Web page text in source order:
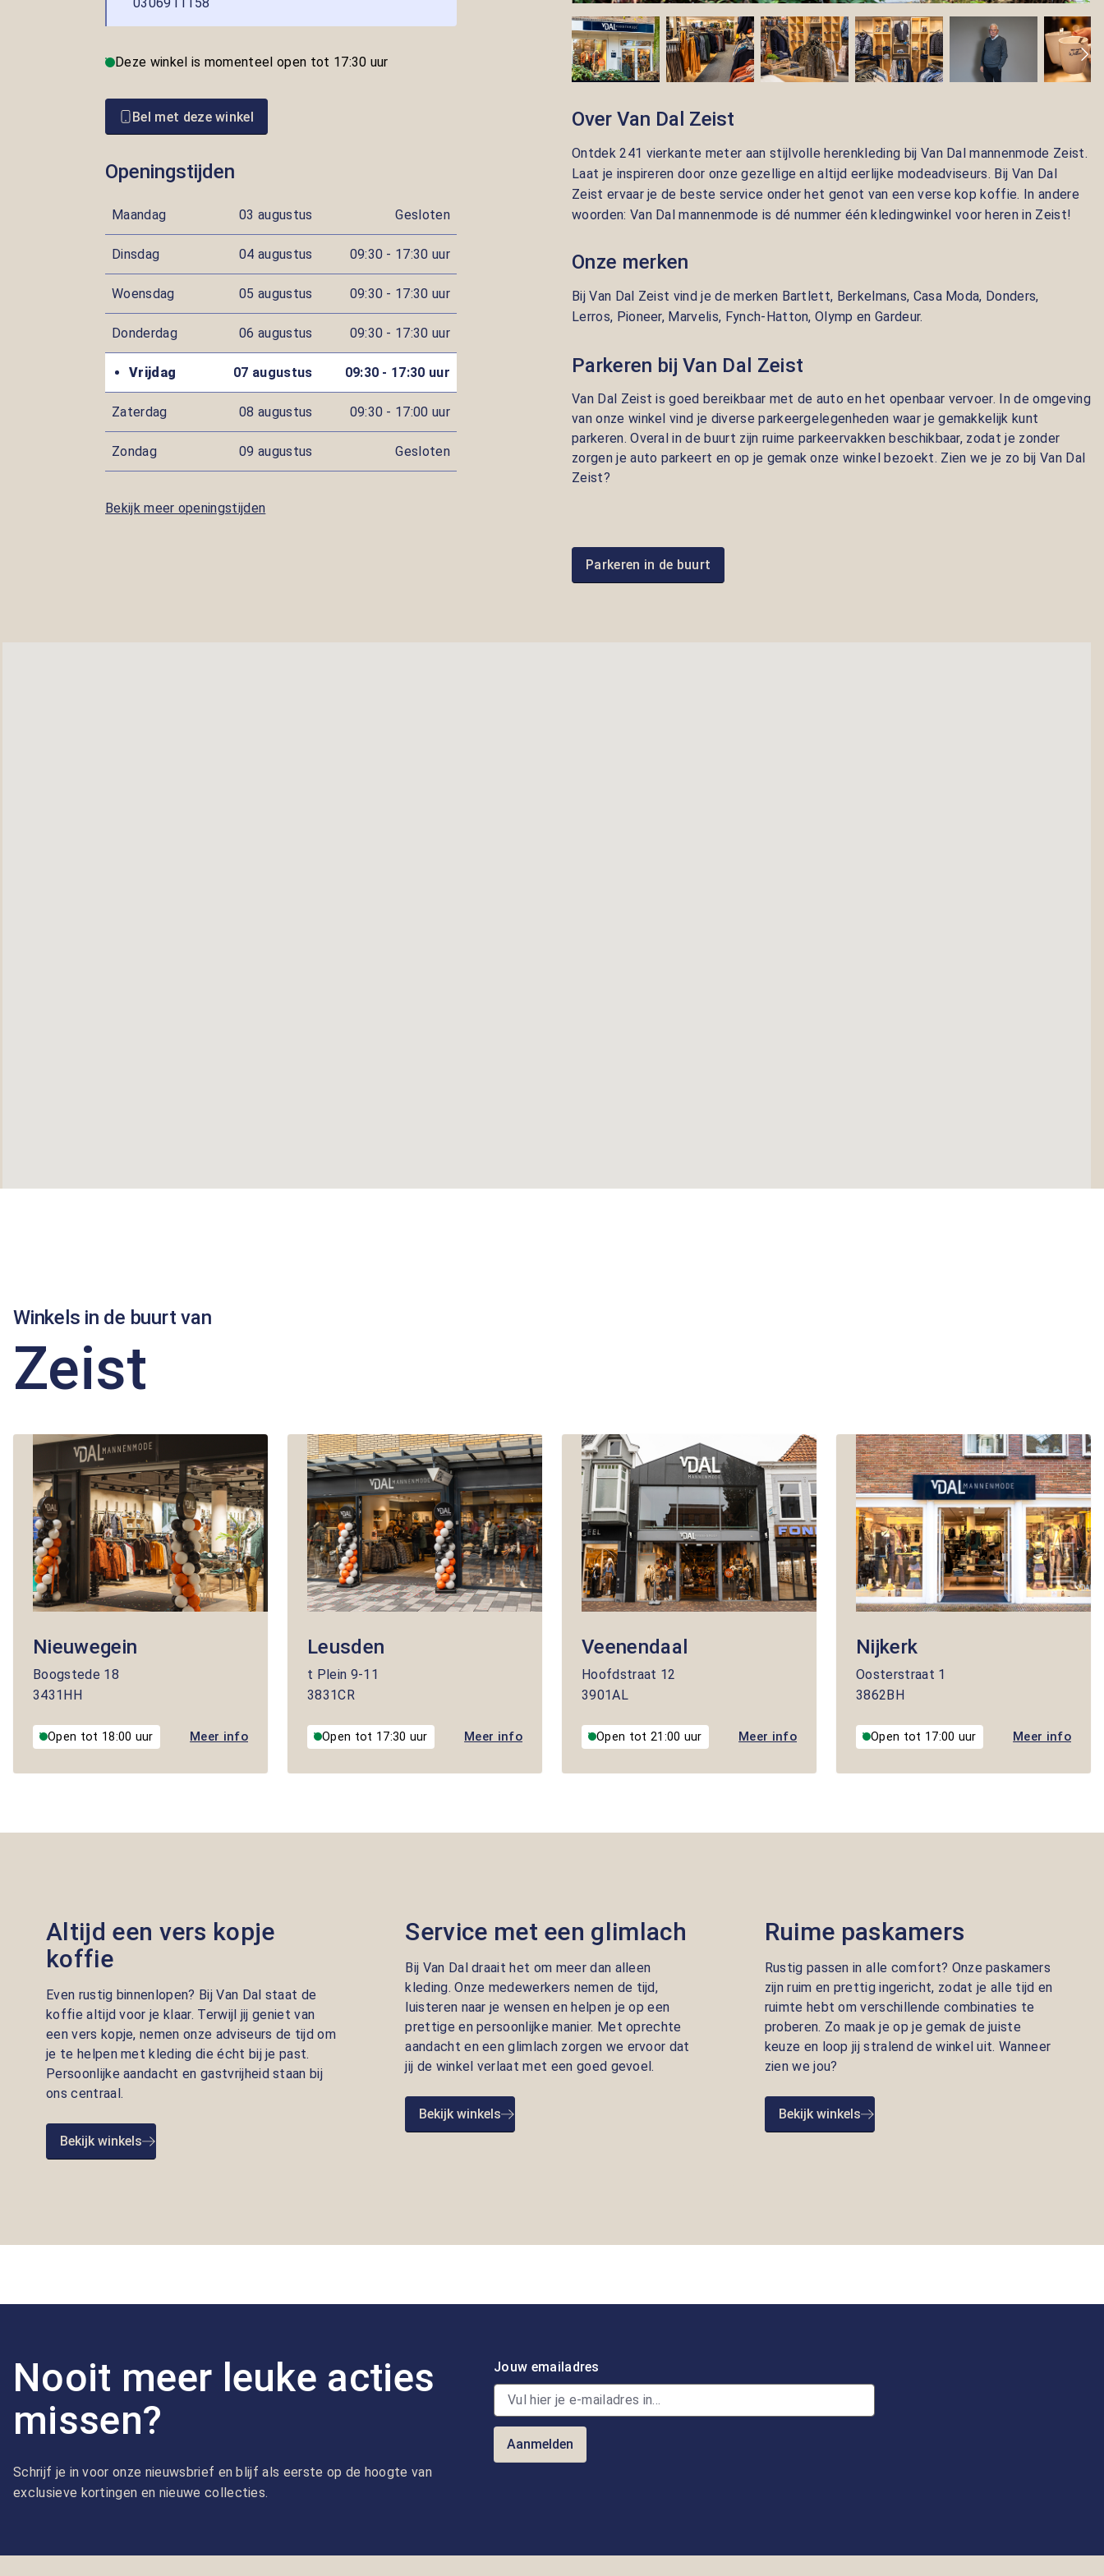
Deze winkel is momenteel open tot 17:30 uur
Bel met deze winkel
Openingstijden
Maandag 03 augustus Gesloten
Dinsdag 04 augustus 09:30 - 17:30 uur
Woensdag 05 augustus 09:30 - 17:30 uur
Donderdag 06 augustus 09:30 - 17:30 uur
Vrijdag 07 augustus 09:30 - 17:30 uur
Zaterdag 08 augustus 09:30 - 17:00 uur
Zondag 09 augustus Gesloten
Bekijk meer openingstijden
Over Van Dal Zeist
Ontdek 241 vierkante meter aan stijlvolle herenkleding bij Van Dal mannenmode Zeist.
Laat je inspireren door onze gezellige en altijd eerlijke modeadviseurs. Bij Van Dal
Zeist ervaar je de beste service onder het genot van een verse kop koffie. In andere
woorden: Van Dal mannenmode is dé nummer één kledingwinkel voor heren in Zeist!
Onze merken
Bij Van Dal Zeist vind je de merken Bartlett, Berkelmans, Casa Moda, Donders,
Lerros, Pioneer, Marvelis, Fynch-Hatton, Olymp en Gardeur.
Parkeren bij Van Dal Zeist
Van Dal Zeist is goed bereikbaar met de auto en het openbaar vervoer. In de omgeving
van onze winkel vind je diverse parkeergelegenheden waar je gemakkelijk kunt
parkeren. Overal in de buurt zijn ruime parkeervakken beschikbaar, zodat je zonder
zorgen je auto parkeert en op je gemak onze winkel bezoekt. Zien we je zo bij Van Dal
Zeist?
Parkeren in de buurt
Winkels in de buurt van
Zeist
Nieuwegein
Boogstede 18
3431HH
Open tot 18:00 uur Meer info
Leusden
t Plein 9-11
3831CR
Open tot 17:30 uur Meer info
Veenendaal
Hoofdstraat 12
3901AL
Open tot 21:00 uur Meer info
Nijkerk
Oosterstraat 1
3862BH
Open tot 17:00 uur Meer info
Altijd een vers kopje
koffie
Even rustig binnenlopen? Bij Van Dal staat de
koffie altijd voor je klaar. Terwijl jij geniet van
een vers kopje, nemen onze adviseurs de tijd om
je te helpen met kleding die écht bij je past.
Persoonlijke aandacht en gastvrijheid staan bij
ons centraal.
Bekijk winkels
Service met een glimlach
Bij Van Dal draait het om meer dan alleen
kleding. Onze medewerkers nemen de tijd,
luisteren naar je wensen en helpen je op een
prettige en persoonlijke manier. Met oprechte
aandacht en een glimlach zorgen we ervoor dat
jij de winkel verlaat met een goed gevoel.
Bekijk winkels
Ruime paskamers
Rustig passen in alle comfort? Onze paskamers
zijn ruim en prettig ingericht, zodat je alle tijd en
ruimte hebt om verschillende combinaties te
proberen. Zo maak je op je gemak de juiste
keuze en loop jij stralend de winkel uit. Wanneer
zien we jou?
Bekijk winkels
Nooit meer leuke acties
missen?
Schrijf je in voor onze nieuwsbrief en blijf als eerste op de hoogte van
exclusieve kortingen en nieuwe collecties.
Jouw emailadres
Aanmelden